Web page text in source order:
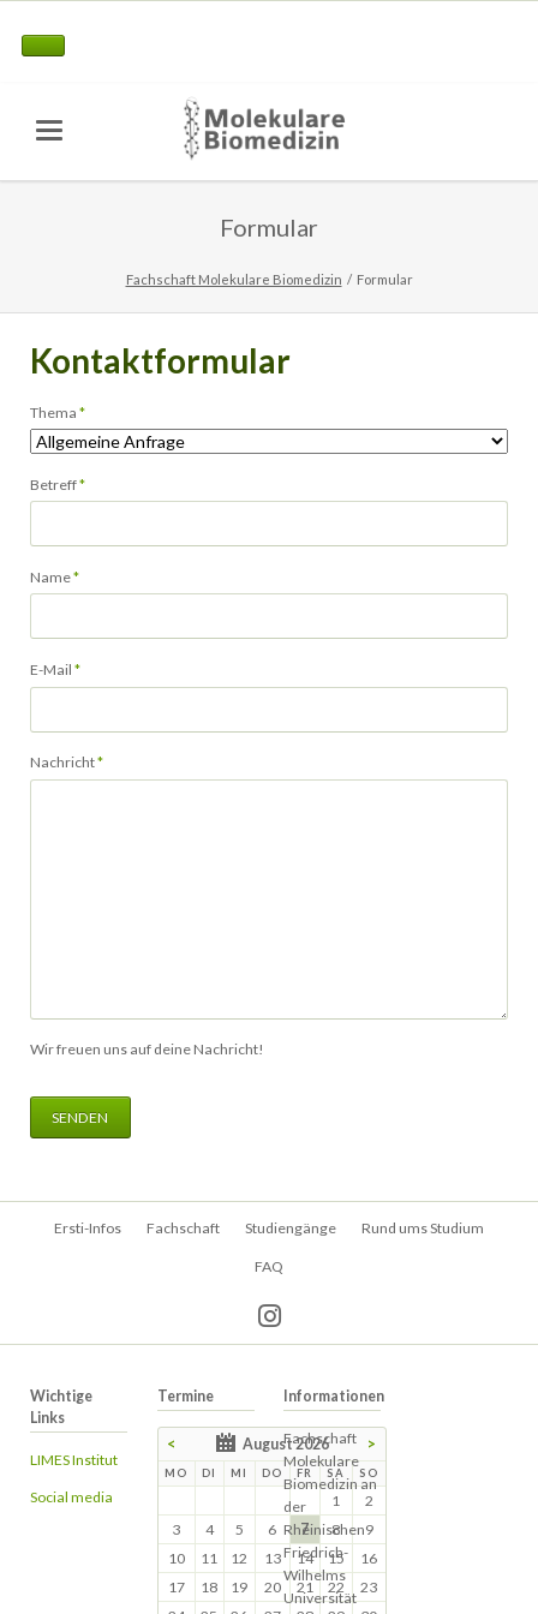
Formular
Fachschaft Molekulare Biomedizin Formular
Kontaktformular
Pflichtfeld
Thema *
Pflichtfeld
Betreff*
Pflichtfeld
Name*
Pflichtfeld
E-Mail *
Pflichtfeld
Nachricht*
Wir freuen uns auf deine Nachricht!
SENDEN
Navigation
Ersti-Infos Fachschaft Studiengänge Rund ums Studium
FAQ
Wichtige
Links
LIMES Institut
Social media
Termine
< August 2026 >
MO DI MI DO FR SA SO
1
2
3
4 5 6 7 8
9
10
11 12 13 14 15
16
17
18 19 20 21 22
23
Informationen
Fachschaft
Molekulare
Biomedizin an
der
Rheinischen
Friedrich-
Wilhelms
Universität